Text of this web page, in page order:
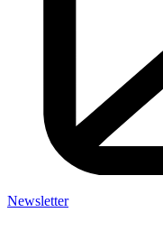
Newsletter